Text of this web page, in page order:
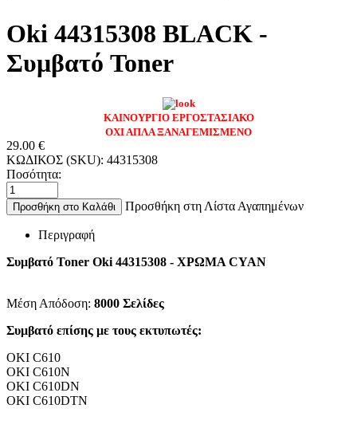
Oki 44315308 BLACK -
Συμβατό Toner
ΚΑΙΝΟΥΡΓΙΟ ΕΡΓΟΣΤΑΣΙΑΚΟ
ΟΧΙ ΑΠΛΑ ΞΑΝΑΓΕΜΙΣΜΕΝΟ
29.00 €
ΚΩΔΙΚΟΣ (SKU): 44315308
Ποσότητα:
Προσθήκη στο Καλάθι Προσθήκη στη Λίστα Αγαπημένων
Περιγραφή
Συμβατό Toner Oki 44315308 - ΧΡΩΜΑ CYAN
Μέση Απόδοση: 8000 Σελίδες
Συμβατό επίσης με τους εκτυπωτές:
OKI C610
OKI C610N
OKI C610DN
OKI C610DTN